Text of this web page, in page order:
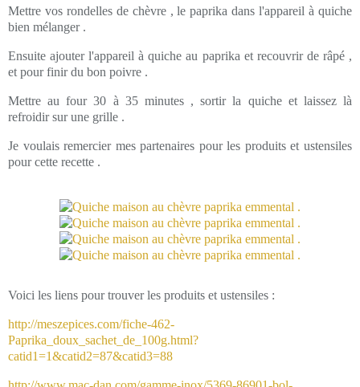
Mettre vos rondelles de chèvre , le paprika dans l'appareil à quiche
bien mélanger .
Ensuite ajouter l'appareil à quiche au paprika et recouvrir de râpé ,
et pour finir du bon poivre .
Mettre au four 30 à 35 minutes , sortir la quiche et laissez là
refroidir sur une grille .
Je voulais remercier mes partenaires pour les produits et ustensiles
pour cette recette .
Voici les liens pour trouver les produits et ustensiles :
http://meszepices.com/fiche-462-
Paprika_doux_sachet_de_100g.html?
catid1=1&catid2=87&catid3=88